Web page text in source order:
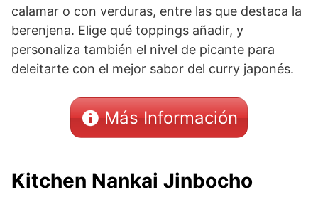
calamar o con verduras, entre las que destaca la
berenjena. Elige qué toppings añadir, y
personaliza también el nivel de picante para
deleitarte con el mejor sabor del curry japonés.
Más Información
Kitchen Nankai Jinbocho